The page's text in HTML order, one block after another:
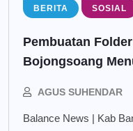
BERITA SOSIAL
Pembuatan
Bojongsoang
AGUS SUHENDAR
Balance News | Kab